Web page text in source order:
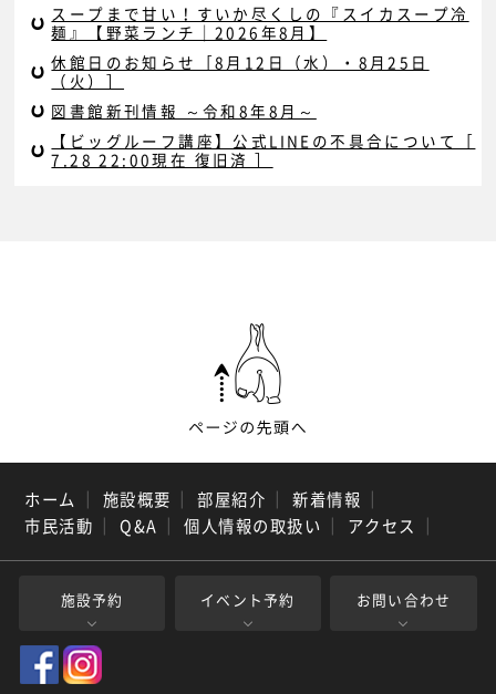
スープまで甘い！すいか尽くしの『スイカスープ冷
麺』【野菜ランチ｜2026年8月】
休館日のお知らせ［8月12日（水）・8月25日
（火）］
図書館新刊情報 ～令和8年8月～
【ビッグルーフ講座】公式LINEの不具合について［
7.28 22:00現在 復旧済 ］
ホーム ｜ 施設概要 ｜ 部屋紹介 ｜ 新着情報 ｜
市民活動 ｜ Q&A ｜ 個人情報の取扱い ｜ アクセス ｜
施設予約 イベント予約 お問い合わせ